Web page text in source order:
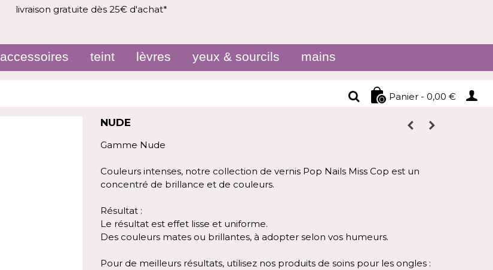
livraison gratuite dès 25€ d'achat*
accessoires teint lèvres yeux & sourcils mains
0 Panier - 0,00 €
NUDE
Gamme Nude
Couleurs intenses, notre collection de vernis Pop Nails Miss Cop est un
concentré de brillance et de couleurs.
Résultat :
Le résultat est effet lisse et uniforme.
Des couleurs mates ou brillantes, à adopter selon vos humeurs.
Pour de meilleurs résultats, utilisez nos produits de soins pour les ongles :